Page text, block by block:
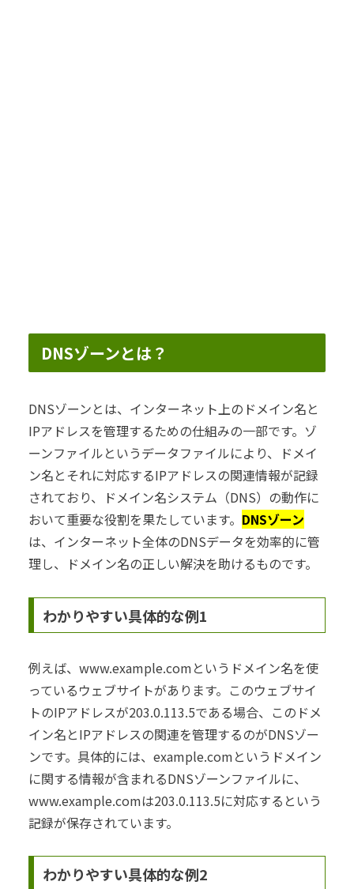
DNSゾーンとは？
DNSゾーンとは、インターネット上のドメイン名と
IPアドレスを管理するための仕組みの一部です。ゾ
ーンファイルというデータファイルにより、ドメイ
ン名とそれに対応するIPアドレスの関連情報が記録
されており、ドメイン名システム（DNS）の動作に
おいて重要な役割を果たしています。 DNSゾーン
は、インターネット全体のDNSデータを効率的に管
理し、ドメイン名の正しい解決を助けるものです。
わかりやすい具体的な例1
例えば、www.example.comというドメイン名を使
っているウェブサイトがあります。このウェブサイ
トのIPアドレスが203.0.113.5である場合、このドメ
イン名とIPアドレスの関連を管理するのがDNSゾー
ンです。具体的には、example.comというドメイン
に関する情報が含まれるDNSゾーンファイルに、
www.example.comは203.0.113.5に対応するという
記録が保存されています。
わかりやすい具体的な例2